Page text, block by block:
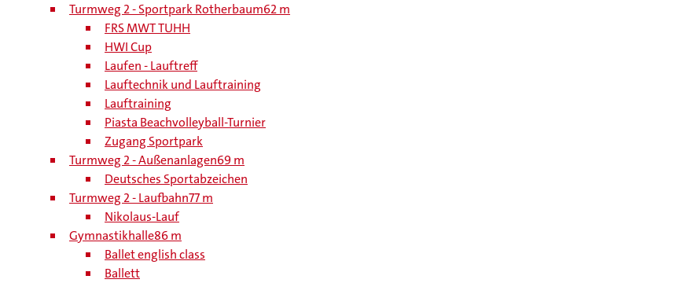
Turmweg 2 - Sportpark Rotherbaum62 m
FRS MWT TUHH
HWI Cup
Laufen - Lauftreff
Lauftechnik und Lauftraining
Lauftraining
Piasta Beachvolleyball-Turnier
Zugang Sportpark
Turmweg 2 - Außenanlagen69 m
Deutsches Sportabzeichen
Turmweg 2 - Laufbahn77 m
Nikolaus-Lauf
Gymnastikhalle86 m
Ballet english class
Ballett